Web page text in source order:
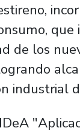
de los
industrial